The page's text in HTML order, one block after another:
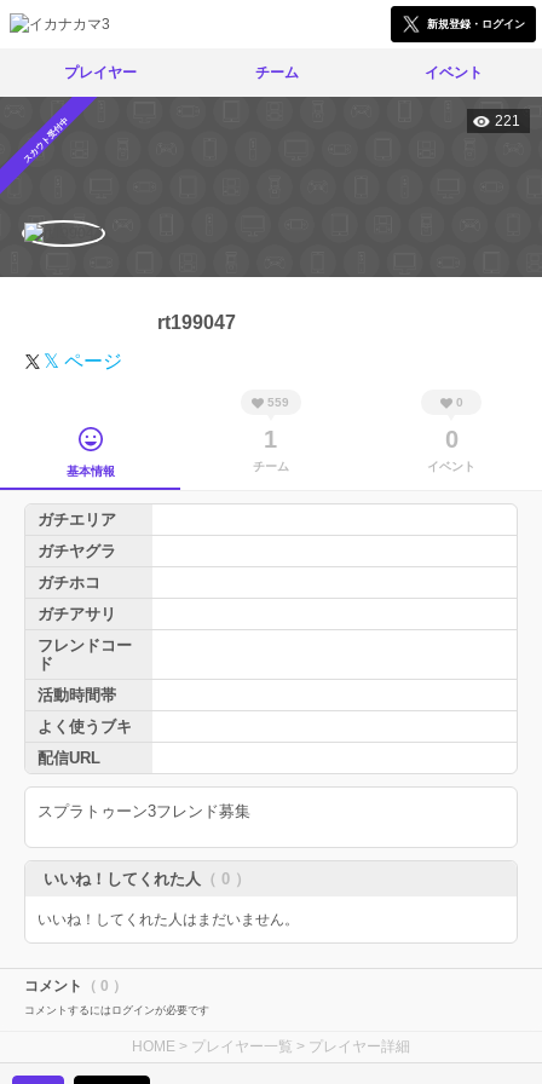
新規登録・ログイン
プレイヤー チーム イベント
スカウト受付中 221
rt199047
𝕏 ページ
基本情報
559
1
チーム
0
0
イベント
ガチエリア
ガチヤグラ
ガチホコ
ガチアサリ
フレンドコー
ド
活動時間帯
よく使うブキ
配信URL
スプラトゥーン3フレンド募集
いいね！してくれた人 （ 0 ）
いいね！してくれた人はまだいません。
コメント （ 0 ）
コメントするにはログインが必要です
HOME > プレイヤー一覧 > プレイヤー詳細